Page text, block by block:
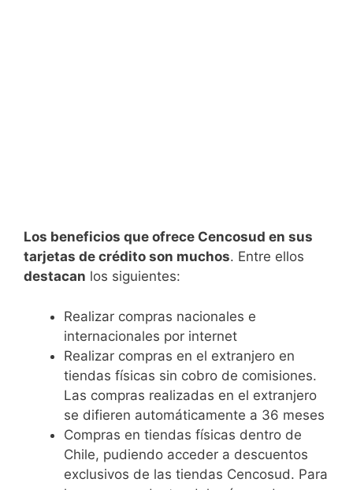
Los beneficios que ofrece Cencosud en sus
tarjetas de crédito son muchos. Entre ellos
destacan los siguientes:
Realizar compras nacionales e
internacionales por internet
Realizar compras en el extranjero en
tiendas físicas sin cobro de comisiones.
Las compras realizadas en el extranjero
se difieren automáticamente a 36 meses
Compras en tiendas físicas dentro de
Chile, pudiendo acceder a descuentos
exclusivos de las tiendas Cencosud. Para